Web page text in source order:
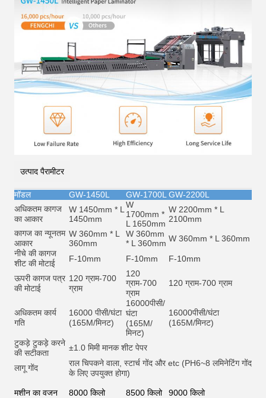
उत्पाद पैरामीटर
मॉडल GW-1450L GW-1700L GW-2200L
अधिकतम कागज
का आकार
W 1450mm * L
1450mm
W
1700mm *
L 1650mm
W 2200mm * L
2100mm
कागज का न्यूनतम
आकार
W 360mm * L
360mm
W 360mm
* L 360mm W 360mm * L 360mm
नीचे की कागज
शीट की मोटाई
F-10mm F-10mm F-10mm
ऊपरी कागज पत्र
की मोटाई
120 ग्राम-700
ग्राम
120
ग्राम-700
ग्राम
120 ग्राम-700 ग्राम
अधिकतम कार्य
गति
16000 पीसी/घंटा
(165M/मिनट)
16000पीसी/
घंटा
(165M/
मिनट)
16000पीसी/घंटा
(165M/मिनट)
टुकड़े टुकड़े करने
की सटीकता
±1.0 मिमी मानक शीट पेपर
लागू गोंद राल चिपकने वाला, स्टार्च गोंद और etc (PH6~8 लमिनेटिंग गोंद
के लिए उपयुक्त होगा)
मशीन का वजन 8000 किलो 8500 किलो 9000 किलो